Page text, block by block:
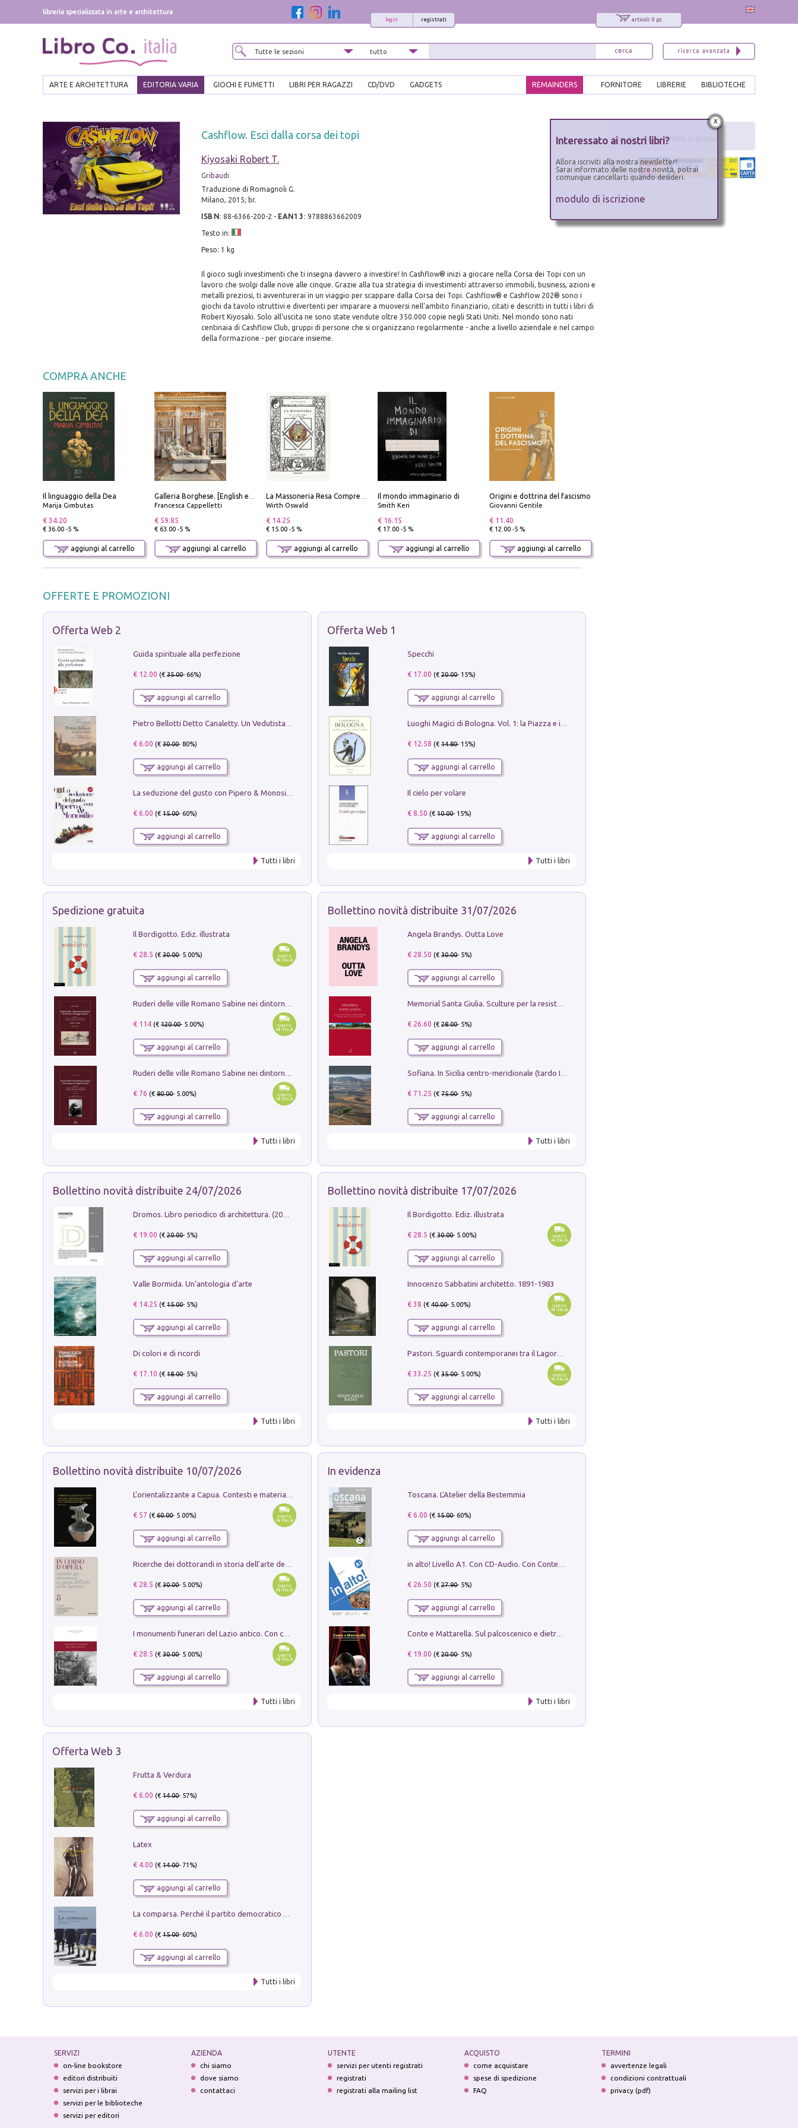
libreria specializzata in arte e architettura
articoli: 0 pz.
registrati
login
ARTE E ARCHITETTURA EDITORIA VARIA GIOCHI E FUMETTI LIBRI PER RAGAZZI CD/DVD GADGETS BIBLIOTECHE
LIBRERIE
FORNITORE
REMAINDERS
Cashflow. Esci dalla corsa dei topi
Kiyosaki Robert T.
Gribaudi
Traduzione di Romagnoli G.
Milano, 2015; br.
ISBN : 88-6366-200-2 - EAN13 : 9788863662009
Testo in:
Peso: 1 kg
Il gioco sugli investimenti che ti insegna davvero a investire! In Cashflow® inizi a giocare nella Corsa dei Topi con un
lavoro che svolgi dalle nove alle cinque. Grazie alla tua strategia di investimenti attraverso immobili, business, azioni e
metalli preziosi, ti avventurerai in un viaggio per scappare dalla Corsa dei Topi. Cashflow® e Cashflow 202® sono i
giochi da tavolo istruttivi e divertenti per imparare a muoversi nell'ambito finanziario, citati e descritti in tutti i libri di
Robert Kiyosaki. Solo all'uscita ne sono state vendute oltre 350.000 copie negli Stati Uniti. Nel mondo sono nati
centinaia di Cashflow Club, gruppi di persone che si organizzano regolarmente - anche a livello aziendale e nel campo
della formazione - per giocare insieme.
COMPRA ANCHE
Il linguaggio della Dea
Marija Gimbutas
€ 34.20
€ 36.00 -5 %
aggiungi al carrello
Francesca Cappelletti
€ 59.85
€ 63.00 -5 %
aggiungi al carrello
Wirth Oswald
€ 14.25
€ 15.00 -5 %
aggiungi al carrello
Il mondo immaginario di
Smith Keri
€ 16.15
€ 17.00 -5 %
aggiungi al carrello
Origini e dottrina del fascismo
Giovanni Gentile
€ 11.40
€ 12.00 -5 %
aggiungi al carrello
OFFERTE E PROMOZIONI
Offerta Web 2
Guida spirituale alla perfezione
€ 12.00 (€35.00- 66%)
aggiungi al carrello
€ 6.00 (€30.00- 80%)
aggiungi al carrello
€ 6.00 (€15.00- 60%)
aggiungi al carrello
Tutti i libri
Offerta Web 1
Specchi
€ 17.00 (€20.00- 15%)
aggiungi al carrello
€ 12.58 (€14.80- 15%)
aggiungi al carrello
Il cielo per volare
€ 8.50 (€10.00- 15%)
aggiungi al carrello
Tutti i libri
Spedizione gratuita
Il Bordigotto. Ediz. illustrata
€ 28.5 (€30.00- 5.00%)
aggiungi al carrello
€ 114(€120.00- 5.00%)
aggiungi al carrello
€ 76 (€80.00- 5.00%)
aggiungi al carrello
Tutti i libri
Bollettino novità distribuite 31/07/2026
Angela Brandys. Outta Love
€ 28.50 (€30.00- 5%)
aggiungi al carrello
€ 26.60 (€28.00- 5%)
aggiungi al carrello
€ 71.25 (€75.00- 5%)
aggiungi al carrello
Tutti i libri
Bollettino novità distribuite 24/07/2026
Dromos. Libro periodico di architettura. (2026). Vol. 15: Post-model
€ 19.00 (€20.00- 5%)
aggiungi al carrello
Valle Bormida. Un'antologia d'arte
€ 14.25 (€15.00- 5%)
aggiungi al carrello
Di colori e di ricordi
€ 17.10 (€18.00- 5%)
aggiungi al carrello
Tutti i libri
Bollettino novità distribuite 17/07/2026
Il Bordigotto. Ediz. illustrata
€ 28.5 (€30.00- 5.00%)
aggiungi al carrello
Innocenzo Sabbatini architetto. 1891-1983
€ 38 (€40.00- 5.00%)
aggiungi al carrello
€ 33.25 (€35.00- 5.00%)
aggiungi al carrello
Tutti i libri
Bollettino novità distribuite 10/07/2026
€ 57 (€60.00- 5.00%)
aggiungi al carrello
€ 28.5 (€30.00- 5.00%)
aggiungi al carrello
I monumenti funerari del Lazio antico. Con cartella con tavole
€ 28.5 (€30.00- 5.00%)
aggiungi al carrello
Tutti i libri
In evidenza
Toscana. L'Atelier della Bestemmia
€ 6.00 (€15.00- 60%)
aggiungi al carrello
€ 26.50 (€27.90- 5%)
aggiungi al carrello
€ 19.00 (€20.00- 5%)
aggiungi al carrello
Tutti i libri
Offerta Web 3
Frutta & Verdura
€ 6.00 (€14.00- 57%)
aggiungi al carrello
Latex
€ 4.00 (€14.00- 71%)
aggiungi al carrello
€ 6.00 (€15.00- 60%)
aggiungi al carrello
Tutti i libri
non disponibile - NON ordinabile
SERVIZI
on-line bookstore
editori distribuiti
servizi per i librai
servizi per le biblioteche
servizi per editori
AZIENDA
chi siamo
dove siamo
contattaci
UTENTE
servizi per utenti registrati
registrati
registrati alla mailing list
ACQUISTO
come acquistare
spese di spedizione
FAQ
TERMINI
avvertenze legali
condizioni contrattuali
privacy (pdf)
x
Interessato ai nostri libri?
Allora iscriviti alla nostra newsletter!
Sarai informato delle nostre novità, potrai
comunque cancellarti quando desideri.
modulo di iscrizione